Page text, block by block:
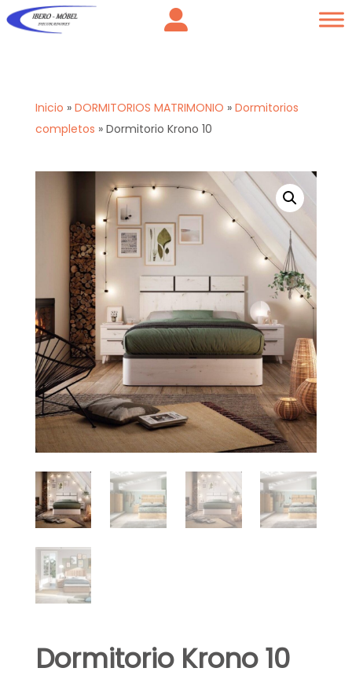
Inicio » DORMITORIOS MATRIMONIO » Dormitorios
completos » Dormitorio Krono 10
Dormitorio Krono 10